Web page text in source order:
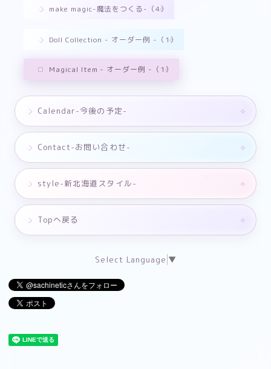
make magic-魔法をつくる-（4）
Doll Collection - オーダー例 -（1）
Magical Item - オーダー例 -（1）
Calendar-今後の予定-
Contact-お問い合わせ-
style-新北海道スタイル-
Topへ戻る
Select Language ▼